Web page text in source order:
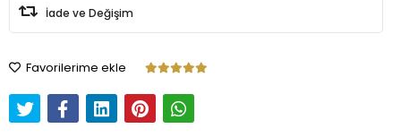
İade ve Değişim
Favorilerime ekle